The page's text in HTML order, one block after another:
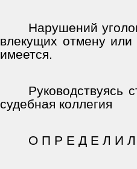
Нарушений
влекущих отмену
имеется.
Руководствуясь
судебная коллегия
О П Р Е Д Е Л И